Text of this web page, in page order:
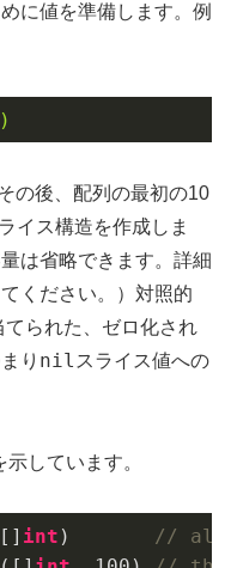
に値を準備します。例
)
の後、配列の最初の10
イス構造を作成しま
は省略できます。詳細
ください。）対照的
てられた、ゼロ化され
り nil スライス値への
しています。
int ) //